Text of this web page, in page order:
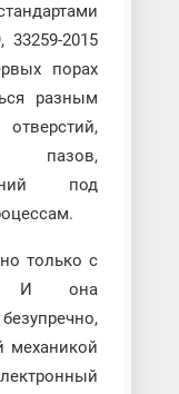
33259-2015
порах
разным
пазов,
под
только с
И она
механикой